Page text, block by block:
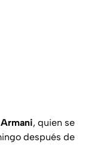
, quien se
después de